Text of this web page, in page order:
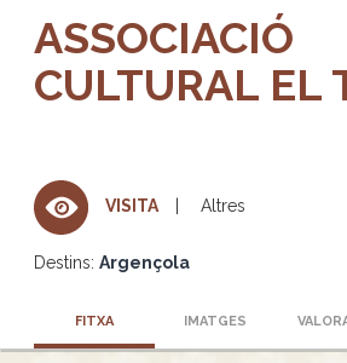
ASSOCIACIÓ
CULTURAL EL
VISITA Altres
Destins: Argençola
FITXA IMATGES